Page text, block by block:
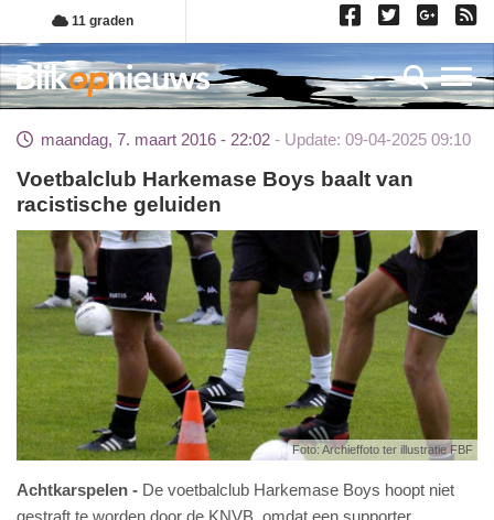
Overslaan
en
naar
de
gaan
11 graden
maandag, 7. maart 2016 - 22:02 Update: 09-04-2025 09:10
Voetbalclub Harkemase Boys baalt van
racistische geluiden
Foto: Archieffoto ter illustratie FBF
Achtkarspelen
De voetbalclub Harkemase Boys hoopt niet
gestraft te worden door de KNVB, omdat een supporter